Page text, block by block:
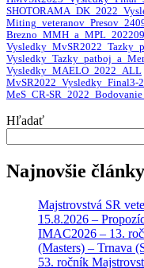
Vysledky_MAELO_2022_ALL
MvSR2022_Vysledky_Final3-2
MeS_CR-
Hľadať
Najnovšie články
Majstrovstvá SR
15.8.2026 –
IMAC2026 – 13.
(Masters) – Trnava
53. ročník